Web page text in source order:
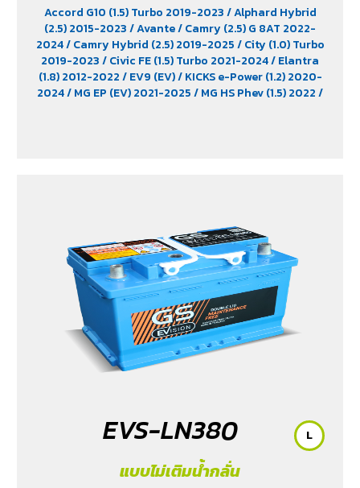
Accord G10 (1.5) Turbo 2019-2023/ Alphard Hybrid
(2.5) 2015-2023/ Avante/ Camry (2.5) G 8AT 2022-
2024/ Camry Hybrid (2.5) 2019-2025/ City (1.0) Turbo
2019-2023/ Civic FE (1.5) Turbo 2021-2024/ Elantra
(1.8) 2012-2022/ EV9 (EV)/ KICKS e-Power (1.2) 2020-
2024/ MG EP (EV) 2021-2025/ MG HS Phev (1.5) 2022/
EVS-LN380
แบบไม่เติมน้ำกลั่น
L